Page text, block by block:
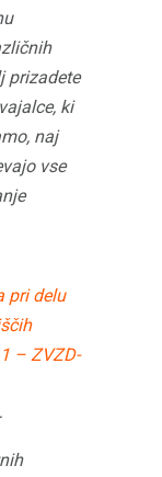
prizadete
ki
naj
vse
pri delu
– ZVZD-